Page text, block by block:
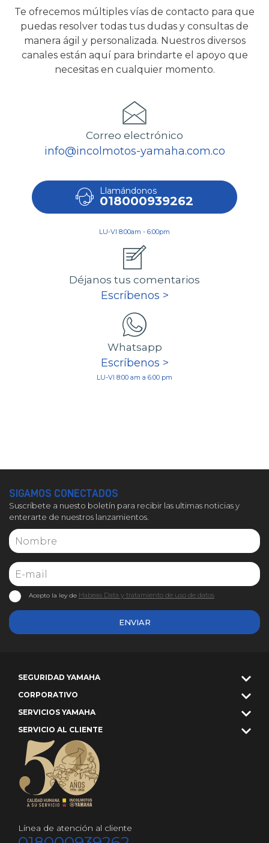
Te ofrecemos múltiples vías de contacto para que
puedas resolver todas tus dudas y consultas de
manera ágil y personalizada. Nuestros diversos
canales están aquí para brindarte el apoyo que
necesitas en cualquier momento.
Correo electrónico
info@incolmotos-yamaha.com.co
Llamándonos
018000939262
LU-VI 8:00am - 6:00pm
Déjanos tus comentarios
Escríbenos >
Whatsapp
Escríbenos >
LU-VI 8:00 am a 6:00 pm
SIGAMOS CONECTADOS
Suscríbete a nuesto boletín para recibir las ultimas noticias y
enterarte de nuestros lanzamientos.
ENVIAR
Acepto la ley de Habeas Data y tratamiento de uso de datos
SEGURIDAD YAMAHA
CORPORATIVO
SERVICIOS YAMAHA
SERVICIO AL CLIENTE
Línea de atención al cliente